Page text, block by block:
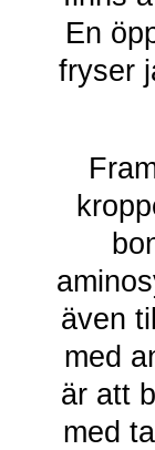
En
fryser
även
med
är att
med